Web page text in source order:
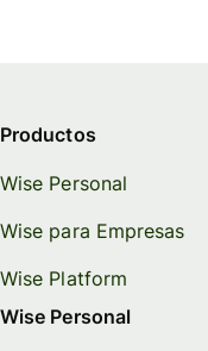
Productos
Wise Personal
Wise para Empresas
Wise Platform
Wise Personal